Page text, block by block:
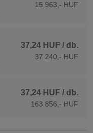
15 963,- HUF
37,24 HUF / db.
37 240,- HUF
37,24 HUF / db.
163 856,- HUF